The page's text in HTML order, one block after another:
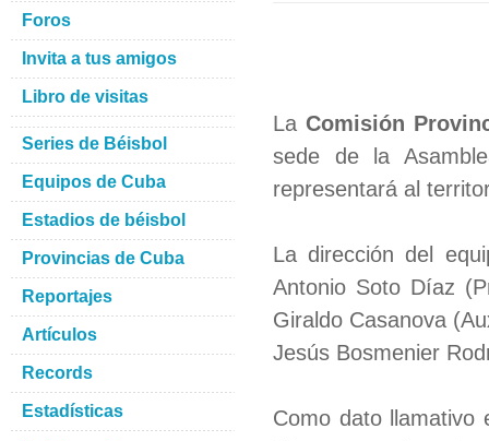
La Comisión
sede de la
representará al
La dirección del
Antonio Soto Díaz
Giraldo Casanova
Jesús Bosmenier
Como dato llamativo
Foros
Invita a tus amigos
Libro de visitas
Series de Béisbol
Equipos de Cuba
Estadios de béisbol
Provincias de Cuba
Reportajes
Artículos
Records
Estadísticas